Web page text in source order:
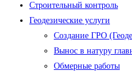
Строительный контроль
Геодезические услуги
Создание ГРО
Вынос в натуру
Обмерные работы